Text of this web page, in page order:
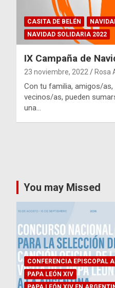
CASITA DE BELÉN
NAVIDAD SOLIDARIA 2022
IX Campaña de
23 noviembre, 2022 Rosa
Con tu familia, amigos/
vecinos/as, pueden
una…
entradas
You may Missed
CONFERENCIA EPISCOPAL
PAPA LEÓN XIV